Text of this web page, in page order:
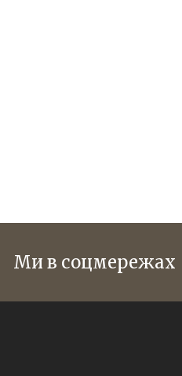
Ми в соцмережах